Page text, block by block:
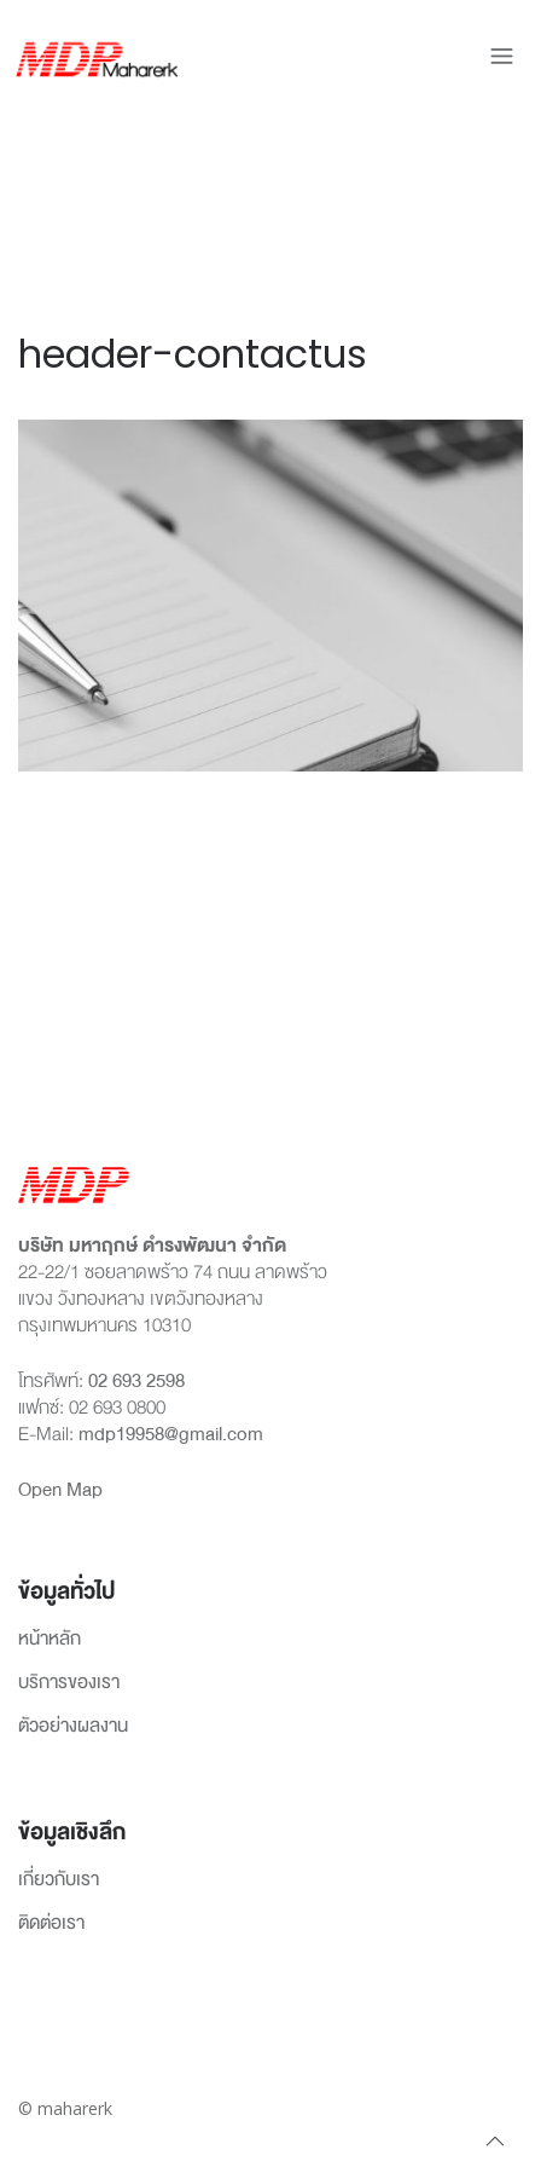
header-contactus
บริษัท มหาฤกษ์ ดำรงพัฒนา จำกัด
22-22/1 ซอยลาดพร้าว 74 ถนน ลาดพร้าว
แขวง วังทองหลาง เขตวังทองหลาง
กรุงเทพมหานคร 10310
โทรศัพท์:02 693 2598
แฟกซ์: 02 693 0800
E-Mail: mdp19958@gmail.com
Open Map
ข้อมูลทั่วไป
หน้าหลัก
บริการของเรา
ตัวอย่างผลงาน
ข้อมูลเชิงลึก
เกี่ยวกับเรา
ติดต่อเรา
© maharerk